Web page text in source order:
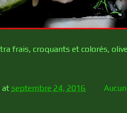
frais, croquants et colorés,
at septembre 24, 2016